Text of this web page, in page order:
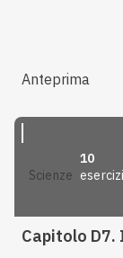
Anteprima
scienze
10
esercizi
Capitolo D7.